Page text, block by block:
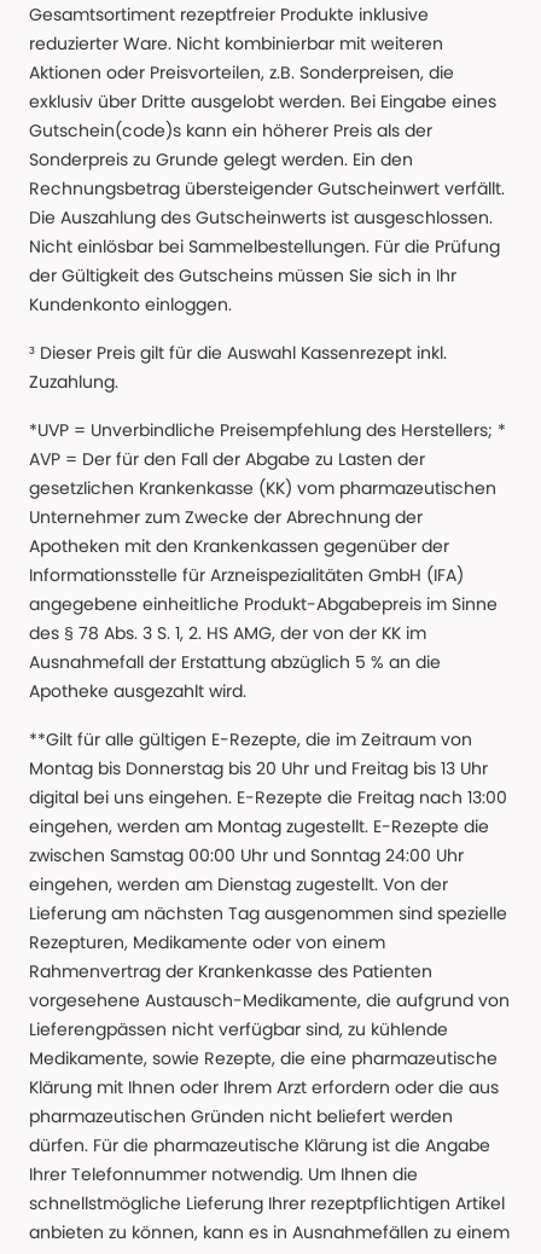
Gesamtsortiment rezeptfreier Produkte inklusive
reduzierter Ware. Nicht kombinierbar mit weiteren
Aktionen oder Preisvorteilen, z.B. Sonderpreisen, die
exklusiv über Dritte ausgelobt werden. Bei Eingabe eines
Gutschein(code)s kann ein höherer Preis als der
Sonderpreis zu Grunde gelegt werden. Ein den
Rechnungsbetrag übersteigender Gutscheinwert verfällt.
Die Auszahlung des Gutscheinwerts ist ausgeschlossen.
Nicht einlösbar bei Sammelbestellungen. Für die Prüfung
der Gültigkeit des Gutscheins müssen Sie sich in Ihr
Kundenkonto einloggen.
³ Dieser Preis gilt für die Auswahl Kassenrezept inkl.
Zuzahlung.
*UVP = Unverbindliche Preisempfehlung des Herstellers; *
AVP = Der für den Fall der Abgabe zu Lasten der
gesetzlichen Krankenkasse (KK) vom pharmazeutischen
Unternehmer zum Zwecke der Abrechnung der
Apotheken mit den Krankenkassen gegenüber der
Informationsstelle für Arzneispezialitäten GmbH (IFA)
angegebene einheitliche Produkt-Abgabepreis im Sinne
des § 78 Abs. 3 S. 1, 2. HS AMG, der von der KK im
Ausnahmefall der Erstattung abzüglich 5 % an die
Apotheke ausgezahlt wird.
**Gilt für alle gültigen E-Rezepte, die im Zeitraum von
Montag bis Donnerstag bis 20 Uhr und Freitag bis 13 Uhr
digital bei uns eingehen. E-Rezepte die Freitag nach 13:00
eingehen, werden am Montag zugestellt. E-Rezepte die
zwischen Samstag 00:00 Uhr und Sonntag 24:00 Uhr
eingehen, werden am Dienstag zugestellt. Von der
Lieferung am nächsten Tag ausgenommen sind spezielle
Rezepturen, Medikamente oder von einem
Rahmenvertrag der Krankenkasse des Patienten
vorgesehene Austausch-Medikamente, die aufgrund von
Lieferengpässen nicht verfügbar sind, zu kühlende
Medikamente, sowie Rezepte, die eine pharmazeutische
Klärung mit Ihnen oder Ihrem Arzt erfordern oder die aus
pharmazeutischen Gründen nicht beliefert werden
dürfen. Für die pharmazeutische Klärung ist die Angabe
Ihrer Telefonnummer notwendig. Um Ihnen die
schnellstmögliche Lieferung Ihrer rezeptpflichtigen Artikel
anbieten zu können, kann es in Ausnahmefällen zu einem